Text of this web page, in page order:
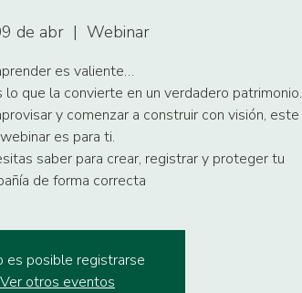
de abr
  |
Webinar
es valiente…
que la convierte en un verdadero patrimonio.
y comenzar a construir con visión, este
webinar es para ti.
saber para crear, registrar y proteger tu
de forma correcta
es posible registrarse
Ver otros eventos